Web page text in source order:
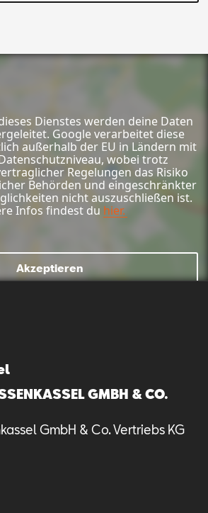
Dienstes werden deine Daten
Google verarbeitet diese
außerhalb der EU in Ländern mit
wobei trotz
Regelungen das Risiko
Behörden und eingeschränkter
nicht auszuschließen ist.
Infos findest du hier.
Akzeptieren
GMBH & CO.
GmbH & Co. Vertriebs KG